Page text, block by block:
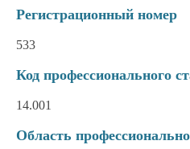
Регистрационный номер
533
Код профессионального
14.001
Область